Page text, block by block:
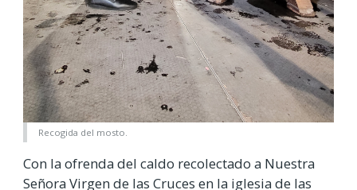
Recogida del mosto.
Con la ofrenda del caldo recolectado a Nuestra
Señora Virgen de las Cruces en la iglesia de las